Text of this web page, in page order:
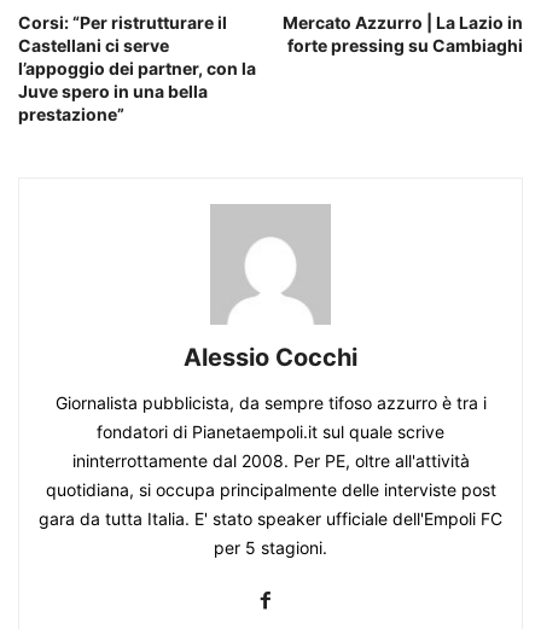
Corsi: “Per ristrutturare il
Castellani ci serve
l’appoggio dei partner, con la
Juve spero in una bella
prestazione”
Mercato Azzurro | La Lazio in
forte pressing su Cambiaghi
Alessio Cocchi
Giornalista pubblicista, da sempre tifoso azzurro è tra i
fondatori di Pianetaempoli.it sul quale scrive
ininterrottamente dal 2008. Per PE, oltre all'attività
quotidiana, si occupa principalmente delle interviste post
gara da tutta Italia. E' stato speaker ufficiale dell'Empoli FC
per 5 stagioni.